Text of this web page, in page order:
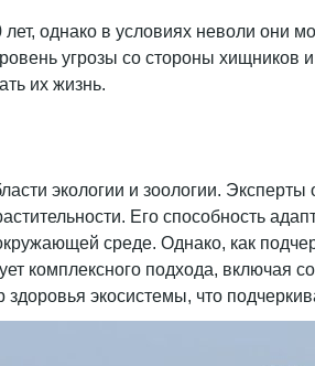
однако в условиях неволи
угрозы со стороны хищников
их жизнь.
экологии и зоологии.
Его способность
среде. Однако, как
комплексного подхода,
экосистемы, что